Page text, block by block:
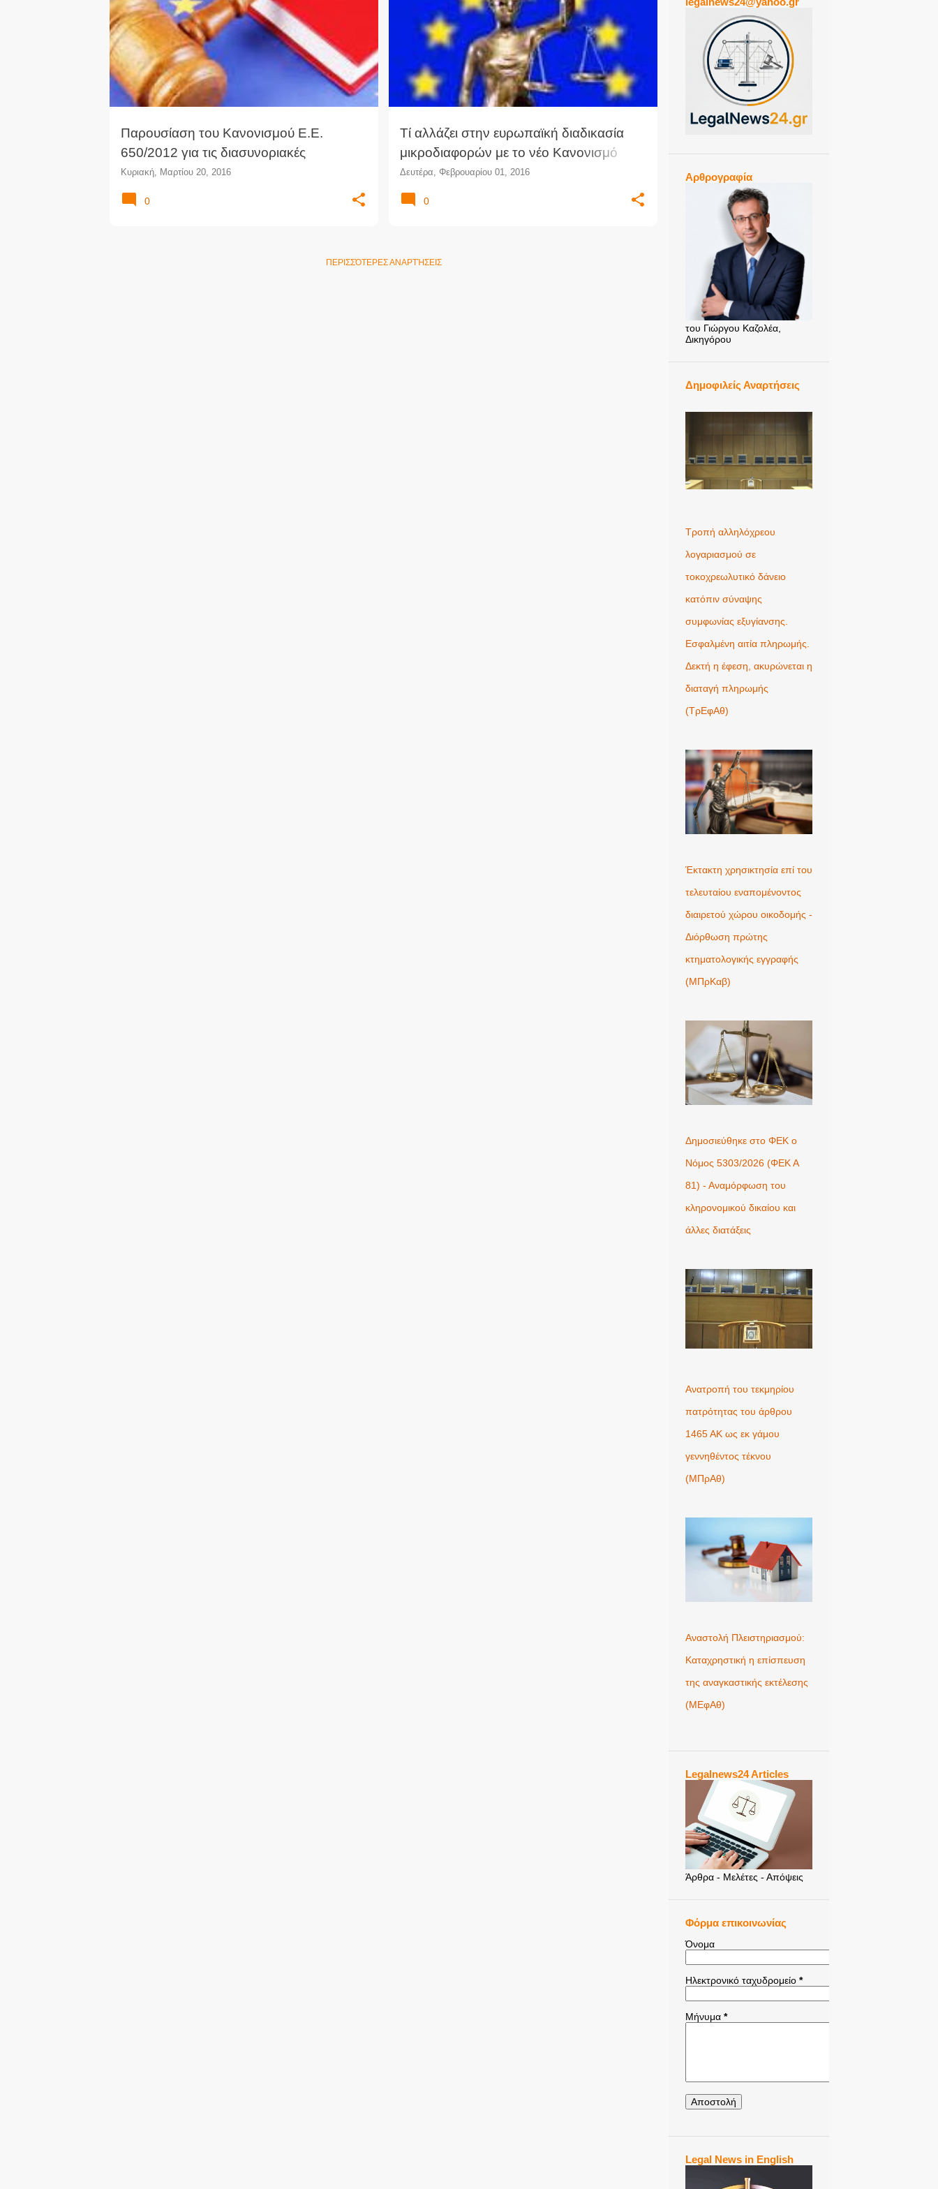
ν
α
ρ
τ
ή
σ
Παρουσίαση του Κανονισμού Ε.Ε.
650/2012 για τις διασυνοριακές
κληρονομίες
Κυριακή, Μαρτίου 20, 2016
ΕΕ ΕΥΡΩΠΑΪΚΌ ΔΊΚΑΙΟ ΚΑΝΟΝΙΣΜΌΣ
0
Τί αλλάζει στην ευρωπαϊκή διαδικασία
μικροδιαφορών με το νέο Κανονισμό
2015/2421
Δευτέρα, Φεβρουαρίου 01, 2016
ΔΙΑΔΙΚΑΣΊΑ ΜΙΚΡΟΔΙΑΦΟΡΏΝ ΕΥΡΩΠΑΪΚΌ ΔΊΚΑΙΟ
ΚΑΝΟΝΙΣΜΌΣ ΚΟΙΝΟΤΙΚΌ ΔΊΚΑΙΟ
ΜΙΚΡΟΔΙΑΦΟΡΈΣ
0
ΠΕΡΙΣΣΌΤΕΡΕΣ ΑΝΑΡΤΉΣΕΙΣ
Αρθρογραφία
του Γιώργου Καζολέα,
Δικηγόρου
Δημοφιλείς Αναρτήσεις
Τροπή αλληλόχρεου
λογαριασμού σε
τοκοχρεωλυτικό δάνειο
κατόπιν σύναψης
συμφωνίας εξυγίανσης.
Εσφαλμένη αιτία πληρωμής.
Δεκτή η έφεση, ακυρώνεται η
διαταγή πληρωμής
(ΤρΕφΑθ)
Έκτακτη χρησικτησία επί του
τελευταίου εναπομένοντος
διαιρετού χώρου οικοδομής -
Διόρθωση πρώτης
κτηματολογικής εγγραφής
(ΜΠρΚαβ)
Δημοσιεύθηκε στο ΦΕΚ ο
Νόμος 5303/2026 (ΦΕΚ Α
81) - Αναμόρφωση του
κληρονομικού δικαίου και
άλλες διατάξεις
Ανατροπή του τεκμηρίου
πατρότητας του άρθρου
1465 ΑΚ ως εκ γάμου
γεννηθέντος τέκνου
(MΠρΑθ)
Αναστολή Πλειστηριασμού:
Καταχρηστική η επίσπευση
της αναγκαστικής εκτέλεσης
(ΜΕφΑθ)
Legalnews24 Articles
Άρθρα - Μελέτες - Απόψεις
Φόρμα επικοινωνίας
Όνομα
Ηλεκτρονικό ταχυδρομείο *
Μήνυμα *
Legal News in English